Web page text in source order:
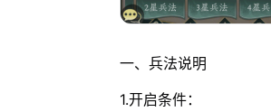
一、兵法说明
1.开启条件：